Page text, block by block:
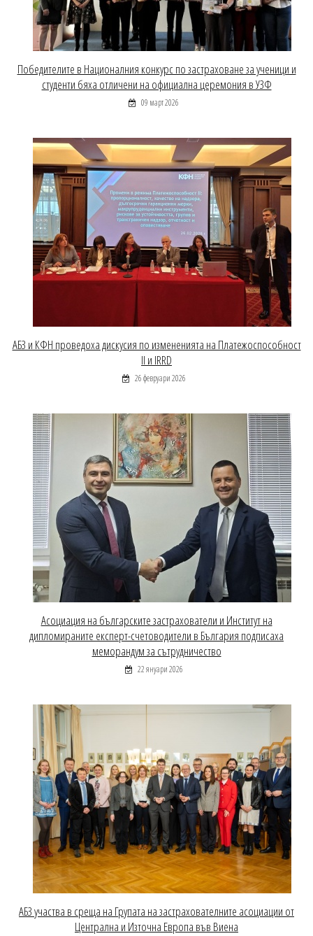
Победителите в Националния конкурс по застраховане за ученици и
студенти бяха отличени на официална церемония в УЗФ
09 март 2026
АБЗ и КФН проведоха дискусия по измененията на Платежоспособност
II и IRRD
26 февруари 2026
Асоциация на българските застрахователи и Институт на
дипломираните експерт-счетоводители в България подписаха
меморандум за сътрудничество
22 януари 2026
АБЗ участва в среща на Групата на застрахователните асоциации от
Централна и Източна Европа във Виена